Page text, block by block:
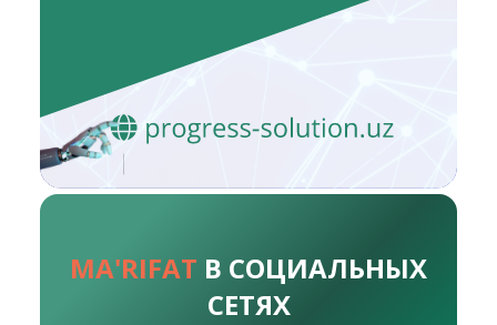
MA'RIFAT В СОЦИАЛЬНЫХ
СЕТЯХ